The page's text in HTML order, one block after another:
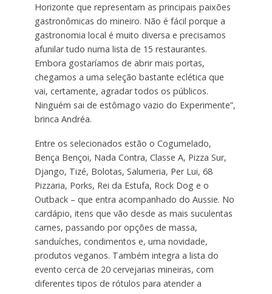
Horizonte que representam as principais paixões
gastronômicas do mineiro. Não é fácil porque a
gastronomia local é muito diversa e precisamos
afunilar tudo numa lista de 15 restaurantes.
Embora gostaríamos de abrir mais portas,
chegamos a uma seleção bastante eclética que
vai, certamente, agradar todos os públicos.
Ninguém sai de estômago vazio do Experimente”,
brinca Andréa.
Entre os selecionados estão o Cogumelado,
Bença Bençoi, Nada Contra, Classe A, Pizza Sur,
Django, Tizé, Bolotas, Salumeria, Per Lui, 68
Pizzaria, Porks, Rei da Estufa, Rock Dog e o
Outback – que entra acompanhado do Aussie. No
cardápio, itens que vão desde as mais suculentas
carnes, passando por opções de massa,
sanduíches, condimentos e, uma novidade,
produtos veganos. Também integra a lista do
evento cerca de 20 cervejarias mineiras, com
diferentes tipos de rótulos para atender a